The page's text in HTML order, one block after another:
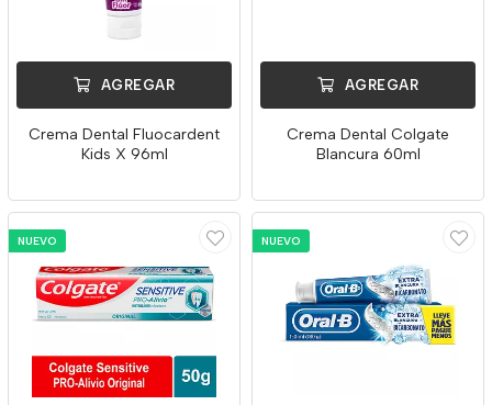
AGREGAR
Crema Dental Fluocardent
Kids X 96ml
AGREGAR
Crema Dental Colgate
Blancura 60ml
NUEVO NUEVO